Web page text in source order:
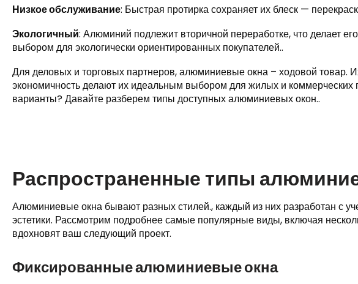
Низкое обслуживание: Быстрая протирка сохраняет их блеск —
Экологичный: Алюминий подлежит вторичной переработке, что делает
выбором для экологически ориентированных покупателей..
Для деловых и торговых партнеров, алюминиевые окна – ходовой товар.
экономичность делают их идеальным выбором для жилых и коммерческих
варианты? Давайте разберем типы доступных алюминиевых окон..
Распространенные типы
Алюминиевые окна бывают разных стилей., каждый из них разработан с
эстетики. Рассмотрим подробнее самые популярные виды, включая
вдохновят ваш следующий проект.
Фиксированные алюминиевые окна